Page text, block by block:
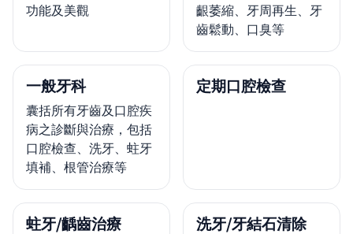
功能及美觀
齦萎縮、牙周再生、牙
齒鬆動、口臭等
一般牙科
囊括所有牙齒及口腔疾
病之診斷與治療，包括
口腔檢查、洗牙、蛀牙
填補、根管治療等
定期口腔檢查
蛀牙/齲齒治療 洗牙/牙結石清除